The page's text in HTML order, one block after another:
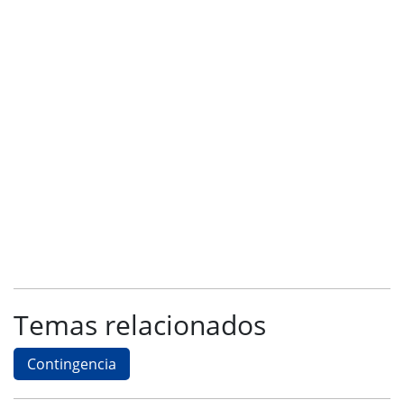
Temas relacionados
Contingencia